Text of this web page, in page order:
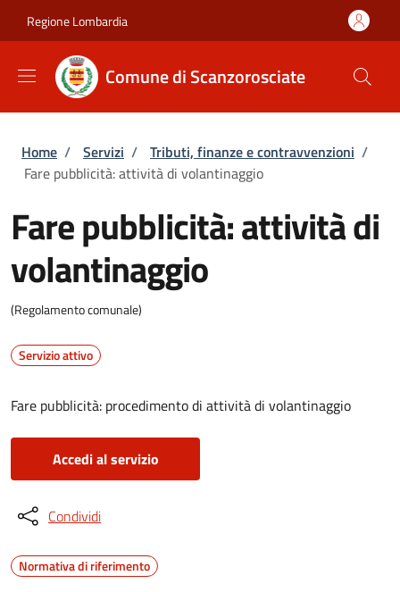
Regione Lombardia
Comune di Scanzorosciate
Briciole di pane
Home / Servizi / Tributi, finanze e contravvenzioni /
Fare pubblicità: attività di volantinaggio
Fare pubblicità: attività di
volantinaggio
(Regolamento comunale)
Servizio attivo
Fare pubblicità: procedimento di attività di volantinaggio
Accedi al servizio
Condividi
Normativa di riferimento